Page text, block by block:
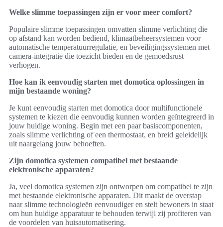
Welke slimme toepassingen zijn er voor meer comfort?
Populaire slimme toepassingen omvatten slimme verlichting die
op afstand kan worden bediend, klimaatbeheersystemen voor
automatische temperatuurregulatie, en beveiligingssystemen met
camera-integratie die toezicht bieden en de gemoedsrust
verhogen.
Hoe kan ik eenvoudig starten met domotica oplossingen in
mijn bestaande woning?
Je kunt eenvoudig starten met domotica door multifunctionele
systemen te kiezen die eenvoudig kunnen worden geïntegreerd in
jouw huidige woning. Begin met een paar basiscomponenten,
zoals slimme verlichting of een thermostaat, en breid geleidelijk
uit naargelang jouw behoeften.
Zijn domotica systemen compatibel met bestaande
elektronische apparaten?
Ja, veel domotica systemen zijn ontworpen om compatibel te zijn
met bestaande elektronische apparaten. Dit maakt de overstap
naar slimme technologieën eenvoudiger en stelt bewoners in staat
om hun huidige apparatuur te behouden terwijl zij profiteren van
de voordelen van huisautomatisering.